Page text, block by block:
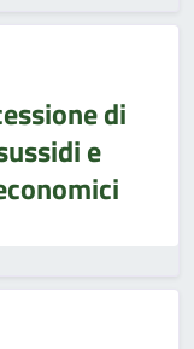
di
e